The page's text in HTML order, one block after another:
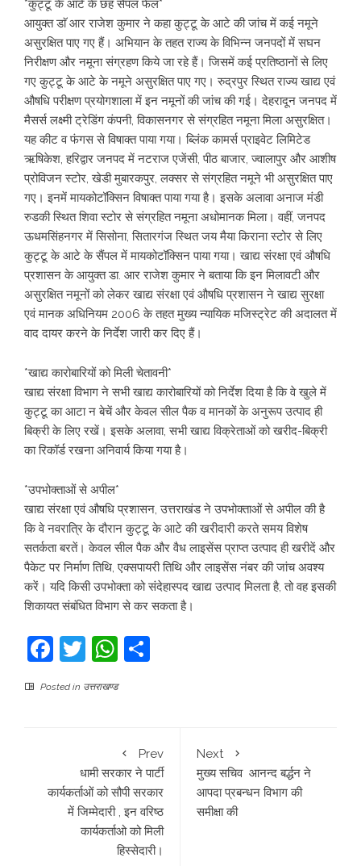
*कुट्टू के आटे के छह सैंपल फेल*
आयुक्त डाॅ आर राजेश कुमार ने कहा कुट्टू के आटे की जांच में कई नमूने
असुरक्षित पाए गए हैं। अभियान के तहत राज्य के विभिन्न जनपदों में सघन
निरीक्षण और नमूना संग्रहण किये जा रहे हैं। जिसमें कई प्रतिष्ठानों से लिए
गए कुट्टू के आटे के नमूने असुरक्षित पाए गए। रुद्रपुर स्थित राज्य खाद्य एवं
औषधि परीक्षण प्रयोगशाला में इन नमूनों की जांच की गई। देहरादून जनपद में
मैसर्स लक्ष्मी ट्रेडिंग कंपनी, विकासनगर से संग्रहित नमूना मिला असुरक्षित।
यह कीट व फंगस से विषाक्त पाया गया। ब्लिंक कामर्स प्राइवेट लिमिटेड
ऋषिकेश, हरिद्वार जनपद में नटराज एजेंसी, पीठ बाजार, ज्वालापुर और आशीष
प्रोविजन स्टोर, खेडी मुबारकपुर, लक्सर से संग्रहित नमूने भी असुरक्षित पाए
गए। इनमें मायकोटॉक्सिन विषाक्त पाया गया है। इसके अलावा अनाज मंडी
रुडकी स्थित शिवा स्टोर से संग्रहित नमूना अधोमानक मिला। वहीं, जनपद
ऊधमसिंहनगर में सिसोना, सितारगंज स्थित जय मैया किराना स्टोर से लिए
कुट्टू के आटे के सैंपल में मायकोटॉक्सिन पाया गया। खाद्य संरक्षा एवं औषधि
प्रशासन के आयुक्त डा. आर राजेश कुमार ने बताया कि इन मिलावटी और
असुरक्षित नमूनों को लेकर खाद्य संरक्षा एवं औषधि प्रशासन ने खाद्य सुरक्षा
एवं मानक अधिनियम 2006 के तहत मुख्य न्यायिक मजिस्ट्रेट की अदालत में
वाद दायर करने के निर्देश जारी कर दिए हैं।
*खाद्य कारोबारियों को मिली चेतावनी*
खाद्य संरक्षा विभाग ने सभी खाद्य कारोबारियों को निर्देश दिया है कि वे खुले में
कुट्टू का आटा न बेचें और केवल सील पैक व मानकों के अनुरूप उत्पाद ही
बिक्री के लिए रखें। इसके अलावा, सभी खाद्य विक्रेताओं को खरीद-बिक्री
का रिकॉर्ड रखना अनिवार्य किया गया है।
*उपभोक्ताओं से अपील*
खाद्य संरक्षा एवं औषधि प्रशासन, उत्तराखंड ने उपभोक्ताओं से अपील की है
कि वे नवरात्रि के दौरान कुट्टू के आटे की खरीदारी करते समय विशेष
सतर्कता बरतें। केवल सील पैक और वैध लाइसेंस प्राप्त उत्पाद ही खरीदें और
पैकेट पर निर्माण तिथि, एक्सपायरी तिथि और लाइसेंस नंबर की जांच अवश्य
करें। यदि किसी उपभोक्ता को संदेहास्पद खाद्य उत्पाद मिलता है, तो वह इसकी
शिकायत संबंधित विभाग से कर सकता है।
Facebook
TwitterWhatsApp
Posted in उत्तराखण्ड
Prev
धामी सरकार ने पार्टी
कार्यकर्ताओं को सौपी सरकार
में जिम्मेदारी , इन वरिष्ठ
कार्यकर्ताओ को मिली
हिस्सेदारी।
Next
मुख्य सचिव आनन्द बर्द्धन ने
आपदा प्रबन्धन विभाग की
समीक्षा की